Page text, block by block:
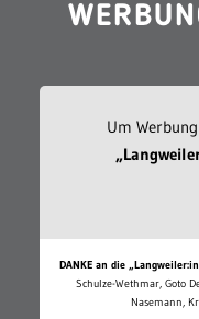
Um
DANKE an die
Schulze-Wethmar, Goto
Nasemann,